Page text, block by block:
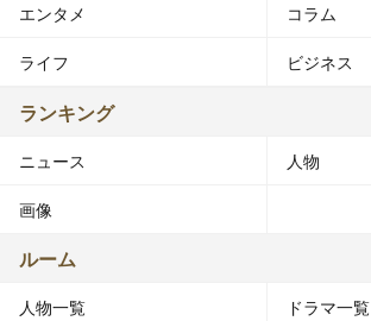
エンタメ コラム
ライフ ビジネス
ランキング
ニュース 人物
画像
ルーム
人物一覧 ドラマ一覧